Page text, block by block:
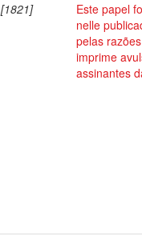
[1821]
Este papel
nelle
pelas
imprime
assinantes